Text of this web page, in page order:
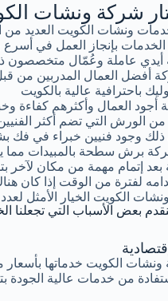
شركة ونشات
ونشات الكويت العديد من
الخدمات بإنجاز العمل في
أيدي عاملة وعُمّال متخصصون
أفضل العمال المدربين من
باحترافية عالية بالكويت
أجود العمال وأكثرهم كفاءة
الورش التي تضم أكثر
ذلك وجود فنيين خبراء في فك
برش سطحة بالمبيدات مما
بعد إتمام مهمة من مكان
لفترة من الوقت إذا
الكويت الخيار الأمثل
بعض الأسباب التي تجعلنا
الكويت خدماتها بأسعار
من خدمات عالية الجودة